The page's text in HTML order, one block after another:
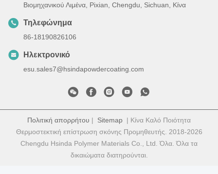
Βιομηχανικού Λιμένα, Pixian, Chengdu, Sichuan, Κίνα
Τηλεφώνημα
86-18190826106
Ηλεκτρονικό
esu.sales7@hsindapowdercoating.com
Πολιτική απορρήτου | Sitemap | Κίνα Καλό Ποιότητα
Θερμοστεκτική επίστρωση σκόνης Προμηθευτής. 2018-2026
Chengdu Hsinda Polymer Materials Co., Ltd. Όλα. Όλα τα
δικαιώματα διατηρούνται.